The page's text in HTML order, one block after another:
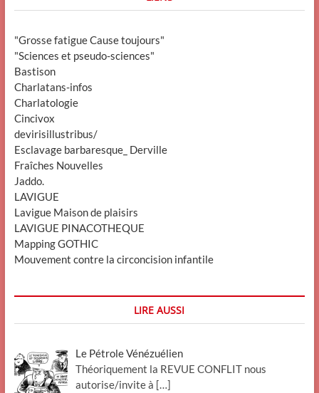
"Grosse fatigue Cause toujours"
"Sciences et pseudo-sciences"
Bastison
Charlatans-infos
Charlatologie
Cincivox
devirisillustribus/
Esclavage barbaresque_ Derville
Fraîches Nouvelles
Jaddo.
LAVIGUE
Lavigue Maison de plaisirs
LAVIGUE PINACOTHEQUE
Mapping GOTHIC
Mouvement contre la circoncision infantile
LIRE AUSSI
Le Pétrole Vénézuélien
Théoriquement la REVUE CONFLIT nous
autorise/invite à […]